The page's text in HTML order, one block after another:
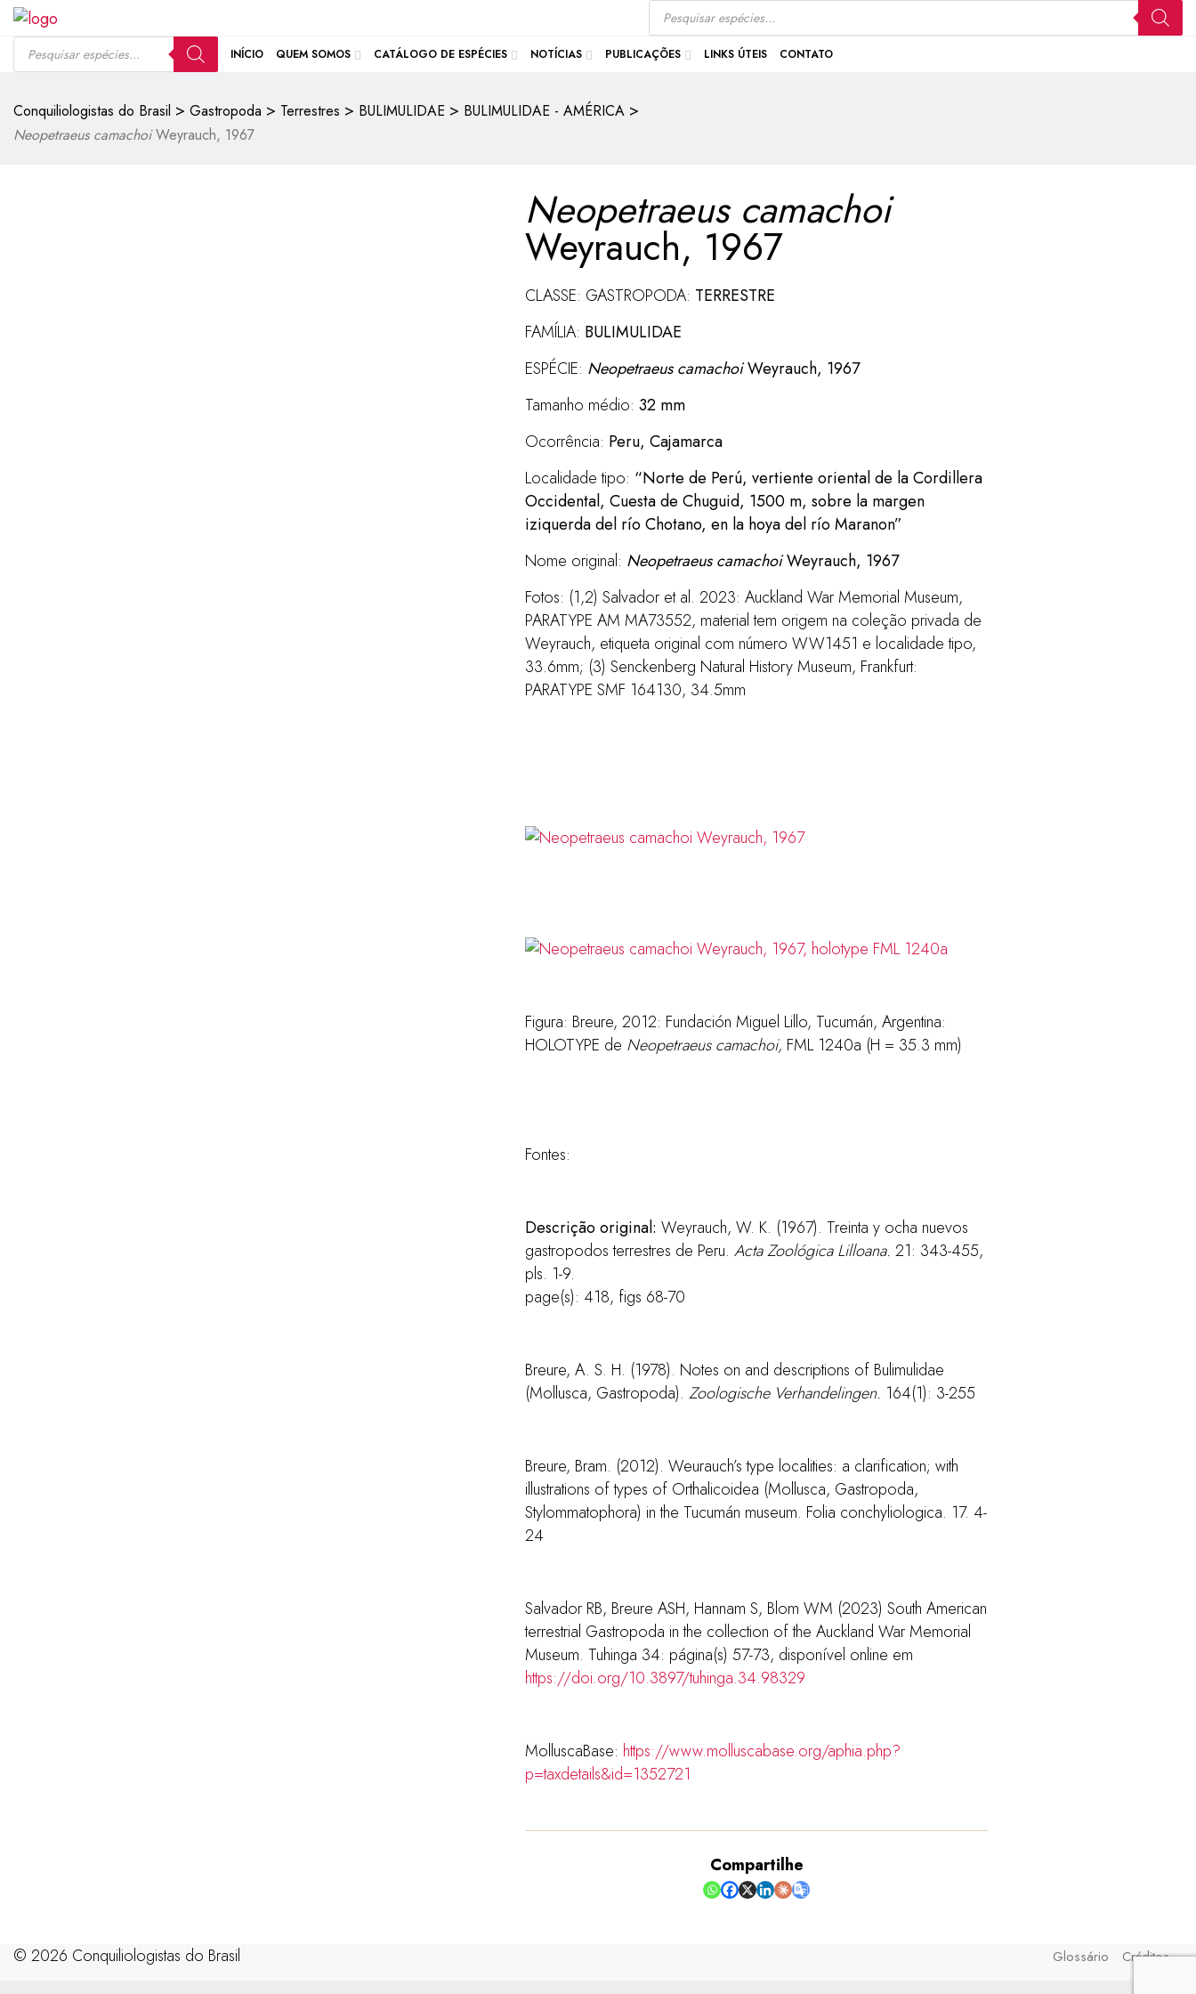
INÍCIO QUEM SOMOS CATÁLOGO DE ESPÉCIES NOTÍCIAS PUBLICAÇÕES LINKS ÚTEIS CONTATO
Conquiliologistas do Brasil > Gastropoda > Terrestres > BULIMULIDAE > BULIMULIDAE - AMÉRICA >
Neopetraeus camachoiWeyrauch, 1967
Neopetraeus camachoi
Weyrauch, 1967
CLASSE: GASTROPODA: TERRESTRE
FAMÍLIA: BULIMULIDAE
ESPÉCIE: Neopetraeus camachoiWeyrauch, 1967
Tamanho médio: 32 mm
Ocorrência: Peru, Cajamarca
Localidade tipo: “Norte de Perú, vertiente oriental de la Cordillera
Occidental, Cuesta de Chuguid, 1500 m, sobre la margen
iziquerda del río Chotano, en la hoya del río Maranon”
Nome original: Neopetraeus camachoiWeyrauch, 1967
Fotos: (1,2) Salvador et al. 2023: Auckland War Memorial Museum,
PARATYPE AM MA73552, material tem origem na coleção privada de
Weyrauch, etiqueta original com número WW1451 e localidade tipo,
33.6mm; (3) Senckenberg Natural History Museum, Frankfurt:
PARATYPE SMF 164130, 34.5mm
Figura: Breure, 2012: Fundación Miguel Lillo, Tucumán, Argentina:
HOLOTYPE de Neopetraeus camachoi, FML 1240a (H = 35.3 mm)
Fontes:
Descrição original: Weyrauch, W. K. (1967). Treinta y ocha nuevos
gastropodos terrestres de Peru. Acta Zoológica Lilloana. 21: 343-455,
pls. 1-9.
page(s): 418, figs 68-70
Breure, A. S. H. (1978). Notes on and descriptions of Bulimulidae
(Mollusca, Gastropoda). Zoologische Verhandelingen. 164(1): 3-255
Breure, Bram. (2012). Weurauch’s type localities: a clarification; with
illustrations of types of Orthalicoidea (Mollusca, Gastropoda,
Stylommatophora) in the Tucumán museum. Folia conchyliologica. 17. 4-
24
Salvador RB, Breure ASH, Hannam S, Blom WM (2023) South American
terrestrial Gastropoda in the collection of the Auckland War Memorial
Museum. Tuhinga 34: página(s) 57-73, disponível online em
https://doi.org/10.3897/tuhinga.34.98329
MolluscaBase: https://www.molluscabase.org/aphia.php?
p=taxdetails&id=1352721
Compartilhe
©️ 2026 Conquiliologistas do Brasil Glossário Créditos